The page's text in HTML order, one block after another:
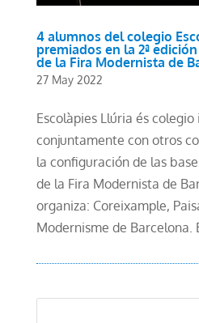
4 alumnos del colegio
premiados en la 2ª
de la Fira Modernista de
27 May 2022
Escolàpies Llúria és
conjuntamente con otros
la configuración de las
de la Fira Modernista de
organiza: Coreixample,
Modernisme de Barcelona.